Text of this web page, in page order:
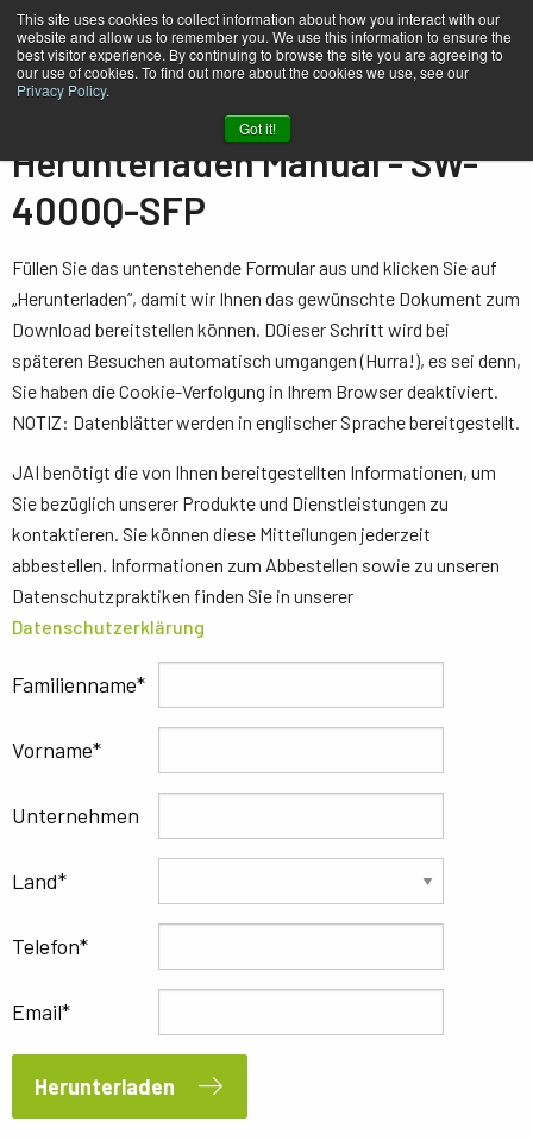
This site uses cookies to collect information about how you interact with our
website and allow us to remember you. We use this information to ensure the
best visitor experience. By continuing to browse the site you are agreeing to
our use of cookies. To find out more about the cookies we use, see our
Privacy Policy.
Got it!
Herunterladen Manual - SW-
4000Q-SFP
Füllen Sie das untenstehende Formular aus und klicken Sie auf
„Herunterladen“, damit wir Ihnen das gewünschte Dokument zum
Download bereitstellen können. D0ieser Schritt wird bei
späteren Besuchen automatisch umgangen (Hurra!), es sei denn,
Sie haben die Cookie-Verfolgung in Ihrem Browser deaktiviert.
NOTIZ: Datenblätter werden in englischer Sprache bereitgestellt.
JAI benötigt die von Ihnen bereitgestellten Informationen, um
Sie bezüglich unserer Produkte und Dienstleistungen zu
kontaktieren. Sie können diese Mitteilungen jederzeit
abbestellen. Informationen zum Abbestellen sowie zu unseren
Datenschutzpraktiken finden Sie in unserer
Datenschutzerklärung
Familienname
Vorname
Unternehmen
Land
Telefon
Email
Herunterladen